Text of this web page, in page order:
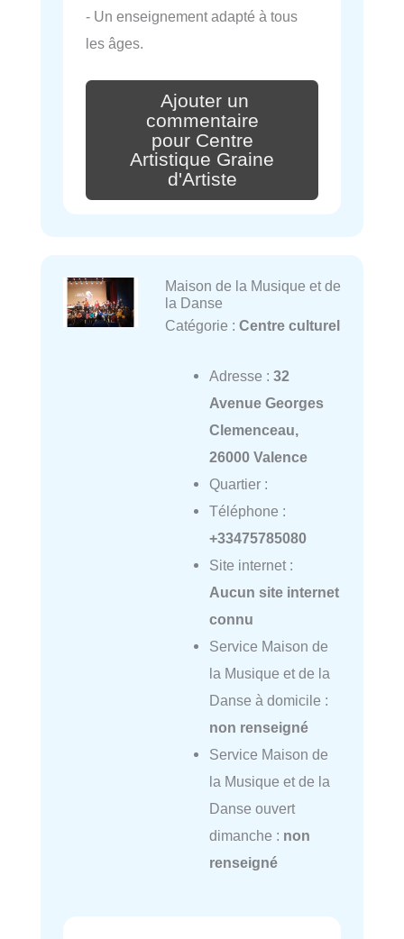
- Un enseignement adapté à tous
les âges.
Ajouter un
commentaire
pour Centre
Artistique Graine
d'Artiste
Maison de la Musique et de
la Danse
Catégorie : Centre culturel
Adresse : 32
Avenue Georges
Clemenceau,
26000 Valence
Quartier :
Téléphone :
+33475785080
Site internet :
Aucun site internet
connu
Service Maison de
la Musique et de la
Danse à domicile :
non renseigné
Service Maison de
la Musique et de la
Danse ouvert
dimanche : non
renseigné